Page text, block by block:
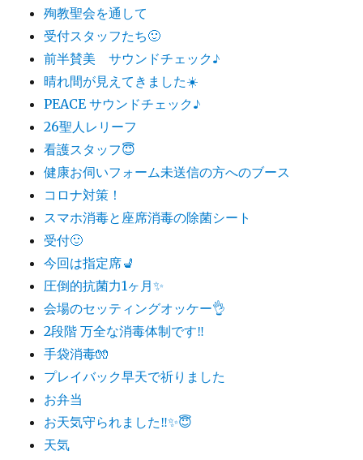
殉教聖会を通して
受付スタッフたち🙂
前半賛美 サウンドチェック♪
晴れ間が見えてきました☀️
PEACE サウンドチェック♪
26聖人レリーフ
看護スタッフ😇
健康お伺いフォーム未送信の方へのブース
コロナ対策！
スマホ消毒と座席消毒の除菌シート
受付🙂
今回は指定席💺
圧倒的抗菌力1ヶ月✨
会場のセッティングオッケー👌
2段階 万全な消毒体制です‼️
手袋消毒🧤
プレイバック早天で祈りました
お弁当
お天気守られました‼️✨😇
天気